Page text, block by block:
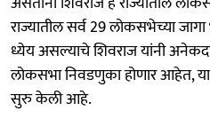
राज्यातील सर्व 29 लोकसभेच्या
ध्येय असल्याचे शिवराज यांनी
लोकसभा निवडणुका होणार आहेत,
सुरु केली आहे.